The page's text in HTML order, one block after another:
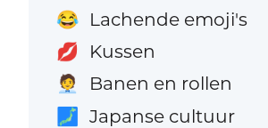
😂 Lachende emoji's
💋 Kussen
🧑‍💼 Banen en rollen
🗾 Japanse cultuur